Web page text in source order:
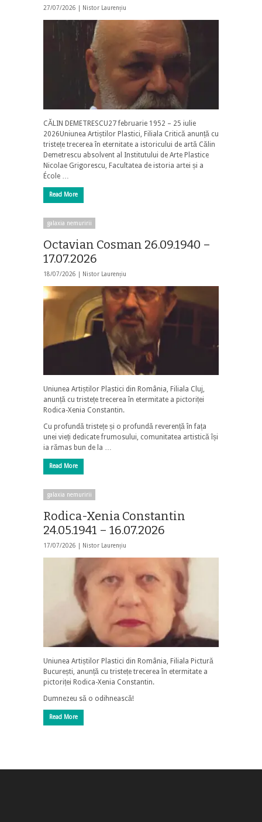
27/07/2026 | Nistor Laurențiu
CĂLIN DEMETRESCU27 februarie 1952 – 25 iulie
2026Uniunea Artiștilor Plastici, Filiala Critică anunță cu
tristețe trecerea în eternitate a istoricului de artă Călin
Demetrescu absolvent al Institutului de Arte Plastice
Nicolae Grigorescu, Facultatea de istoria artei și a
École …
Read More
galaxia nemuririi
Octavian Cosman 26.09.1940 –
17.07.2026
18/07/2026 | Nistor Laurențiu
Uniunea Artiștilor Plastici din România, Filiala Cluj,
anunță cu tristețe trecerea în etermitate a pictoriței
Rodica-Xenia Constantin.
Cu profundă tristețe și o profundă reverență în fața
unei vieți dedicate frumosului, comunitatea artistică își
ia rămas bun de la …
Read More
galaxia nemuririi
Rodica-Xenia Constantin
24.05.1941 – 16.07.2026
17/07/2026 | Nistor Laurențiu
Uniunea Artiștilor Plastici din România, Filiala Pictură
București, anunță cu tristețe trecerea în etermitate a
pictoriței Rodica-Xenia Constantin.
Dumnezeu să o odihnească!
Read More